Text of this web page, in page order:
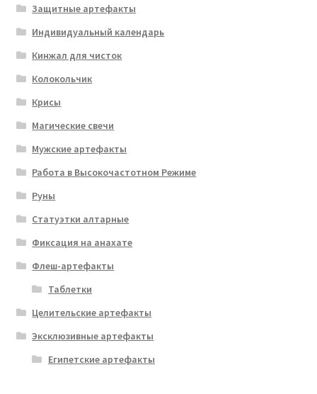
Защитные артефакты
Индивидуальный календарь
Кинжал для чисток
Колокольчик
Крисы
Магические свечи
Мужские артефакты
Работа в Высокочастотном Режиме
Руны
Статуэтки алтарные
Фиксация на анахате
Флеш-артефакты
Таблетки
Целительские артефакты
Эксклюзивные артефакты
Египетские артефакты